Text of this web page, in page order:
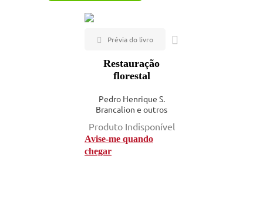
Restauração
florestal
Pedro Henrique S.
Brancalion e outros
Produto Indisponível
Avise-me quando
chegar